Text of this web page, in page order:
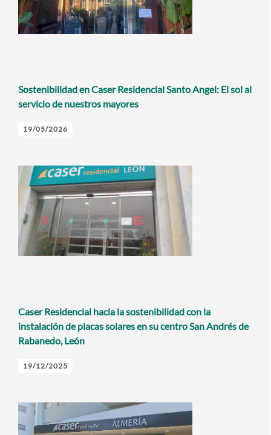
Sostenibilidad en Caser Residencial Santo Angel: El sol al
servicio de nuestros mayores
19/05/2026
Caser Residencial hacia la sostenibilidad con la
instalación de placas solares en su centro San Andrés de
Rabanedo, León
19/12/2025